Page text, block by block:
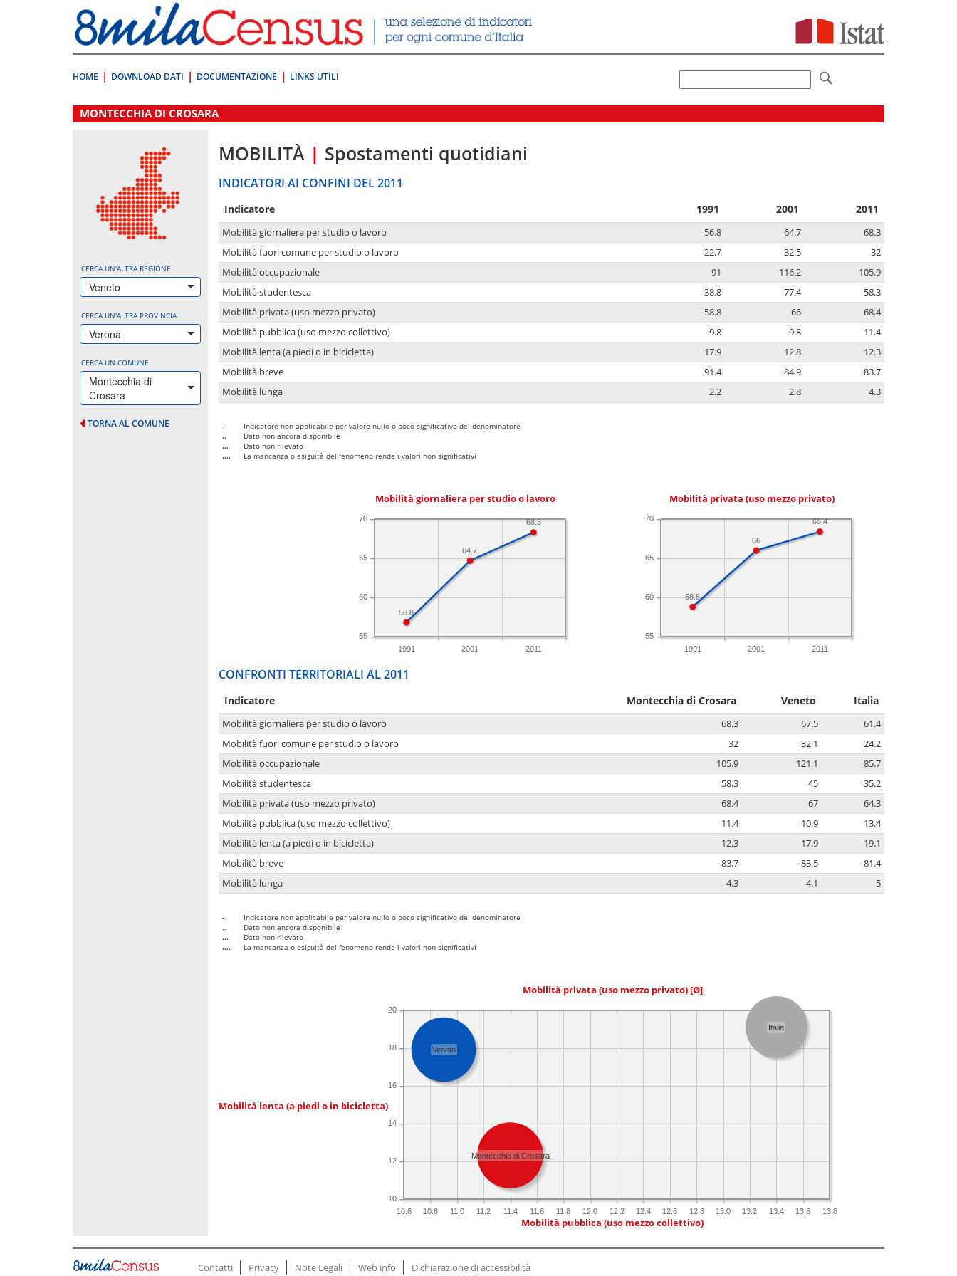
direttamente
a:
Contenuto
HOME DOWNLOAD DATI DOCUMENTAZIONE LINKS UTILI
.
MONTECCHIA DI CROSARA
CERCA UN'ALTRA REGIONE
Veneto
CERCA UN'ALTRA PROVINCIA
Verona
CERCA UN COMUNE
Montecchia di
Crosara
TORNA AL COMUNE
MOBILITÀ | Spostamenti quotidiani
INDICATORI AI CONFINI DEL 2011
Indicatore 1991 2001 2011
Mobilità giornaliera per studio o lavoro 56.8 64.7
68.3
Mobilità fuori comune per studio o lavoro
22.7 32.5
32
Mobilità occupazionale
91 116.2
105.9
Mobilità studentesca
38.8 77.4
58.3
Mobilità privata (uso mezzo privato)
58.8 66
68.4
Mobilità pubblica (uso mezzo collettivo)
9.8 9.8
11.4
Mobilità lenta (a piedi o in bicicletta)
17.9 12.8
12.3
Mobilità breve
91.4 84.9
83.7
Mobilità lunga
2.2 2.8 4.3
-
Indicatore non applicabile per valore nullo o poco significativo del denominatore
..
Dato non ancora disponibile
...
Dato non rilevato
....
La mancanza o esiguità del fenomeno rende i valori non significativi
Mobilità giornaliera per studio o lavoro
1991 2001 2011
55
60
65
70 68.3
64.7
56.8
Mobilità privata (uso mezzo privato)
1991 2001 2011
55
60
65
70 68.4
66
58.8
CONFRONTI TERRITORIALI AL 2011
Indicatore Montecchia di Crosara Veneto Italia
Mobilità giornaliera per studio o lavoro 68.3 67.5
61.4
Mobilità fuori comune per studio o lavoro
32 32.1
24.2
Mobilità occupazionale
105.9 121.1
85.7
Mobilità studentesca
58.3 45
35.2
Mobilità privata (uso mezzo privato)
68.4 67
64.3
Mobilità pubblica (uso mezzo collettivo)
11.4 10.9
13.4
Mobilità lenta (a piedi o in bicicletta)
12.3 17.9
19.1
Mobilità breve
83.7 83.5
81.4
Mobilità lunga
4.3 4.1 5
-
Indicatore non applicabile per valore nullo o poco significativo del denominatore
..
Dato non ancora disponibile
...
Dato non rilevato
....
La mancanza o esiguità del fenomeno rende i valori non significativi
Mobilità privata (uso mezzo privato) [Ø]
Mobilità lenta (a piedi o in bicicletta)
10.6 10.8 11.0 11.2 11.4 11.6 11.8 12.0 12.2 12.4 12.6 12.8 13.0 13.2 13.4 13.6 13.8
10
12
14
16
18
20
Montecchia di Crosara
Veneto
Italia
Mobilità pubblica (uso mezzo collettivo)
Contatti Privacy Note Legali Web info Dichiarazione di accessibilità